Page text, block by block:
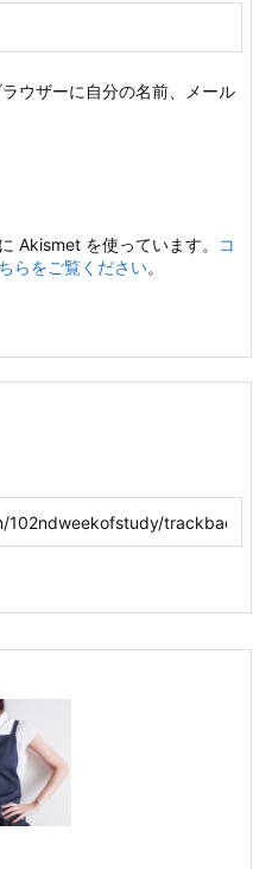
ウザーに自分の名前、メール
Akismet を使っています。
コ
らをご覧ください。